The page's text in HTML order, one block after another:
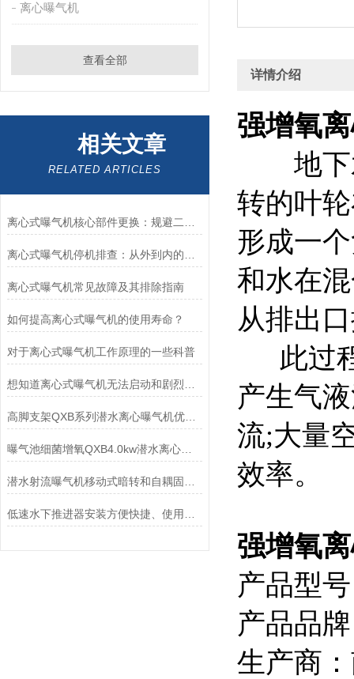
离心曝气机
查看全部
相关文章
RELATED ARTICLES
离心式曝气机常见故障及其排除指南
如何提高离心式曝气机的使用寿命？
对于离心式曝气机工作原理的一些科普
高脚支架QXB系列潜水离心曝气机优势-南京凯普德
曝气池细菌增氧QXB4.0kw潜水离心曝气机技术参数
详情介绍
强增氧
地下水
转的叶
形成一
和水在
从排出
此过程
产生气
流;大量
效率。
强增氧
产品型
产品品
生产商